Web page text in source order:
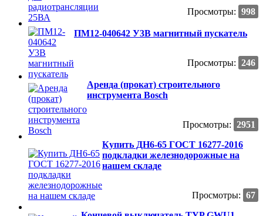
Просмотры: 998
ПМ12-040642 У3В магнитный пускатель
Просмотры: 246
Аренда (прокат) строительного
инструмента Bosch
Просмотры: 2951
Купить ДН6-65 ГОСТ 16277-2016
подкладки железнодорожные на
нашем складе
Просмотры: 67